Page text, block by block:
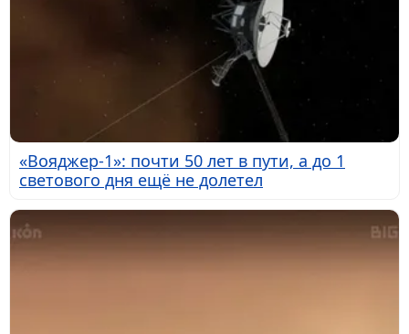
«Вояджер-1»: почти 50 лет в пути, а до 1
светового дня ещё не долетел